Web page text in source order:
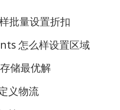
批量设置折扣
怎么样设置区域
储最优解
义物流